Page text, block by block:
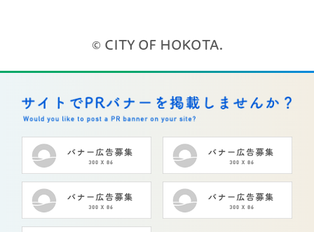
© CITY OF HOKOTA.